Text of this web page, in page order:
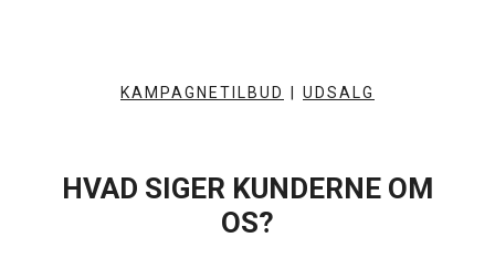
KAMPAGNETILBUD UDSALG
HVAD SIGER KUNDERNE OM
OS?